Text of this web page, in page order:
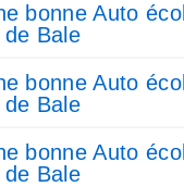
bonne Auto
Bale
bonne Auto
Bale
bonne Auto
Bale